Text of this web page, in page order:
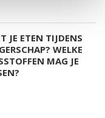
JE ETEN TIJDENS
WELKE
MAG JE